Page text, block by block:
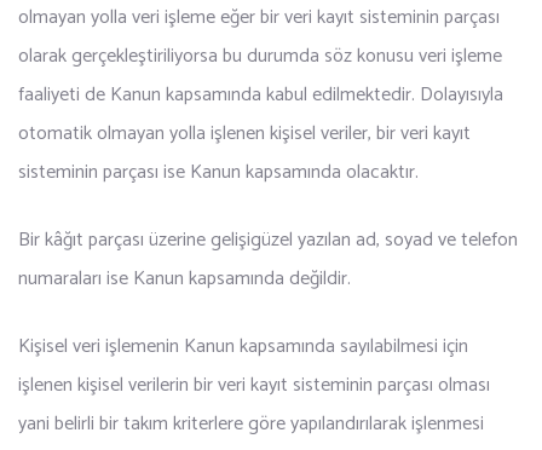
olmayan yolla veri işleme eğer bir veri kayıt sisteminin parçası
olarak gerçekleştiriliyorsa bu durumda söz konusu veri işleme
faaliyeti de Kanun kapsamında kabul edilmektedir. Dolayısıyla
otomatik olmayan yolla işlenen kişisel veriler, bir veri kayıt
sisteminin parçası ise Kanun kapsamında olacaktır.
Bir kâğıt parçası üzerine gelişigüzel yazılan ad, soyad ve telefon
numaraları ise Kanun kapsamında değildir.
Kişisel veri işlemenin Kanun kapsamında sayılabilmesi için
işlenen kişisel verilerin bir veri kayıt sisteminin parçası olması
yani belirli bir takım kriterlere göre yapılandırılarak işlenmesi